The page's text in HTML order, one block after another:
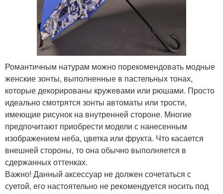
Романтичным натурам можно порекомендовать модные
женские зонты, выполненные в пастельных тонах,
которые декорированы кружевами или рюшами. Просто
идеально смотрятся зонты автоматы или трости,
имеющие рисунок на внутренней стороне. Многие
предпочитают приобрести модели с нанесенным
изображением неба, цветка или фрукта. Что касается
внешней стороны, то она обычно выполняется в
сдержанных оттенках.
Важно! Данный аксессуар не должен сочетаться с
суетой, его настоятельно не рекомендуется носить под